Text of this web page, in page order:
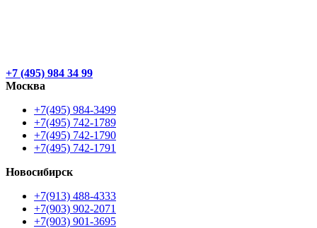
+7 (495) 984 34 99
Москва
+7(495) 984-3499
+7(495) 742-1789
+7(495) 742-1790
+7(495) 742-1791
Новосибирск
+7(913) 488-4333
+7(903) 902-2071
+7(903) 901-3695